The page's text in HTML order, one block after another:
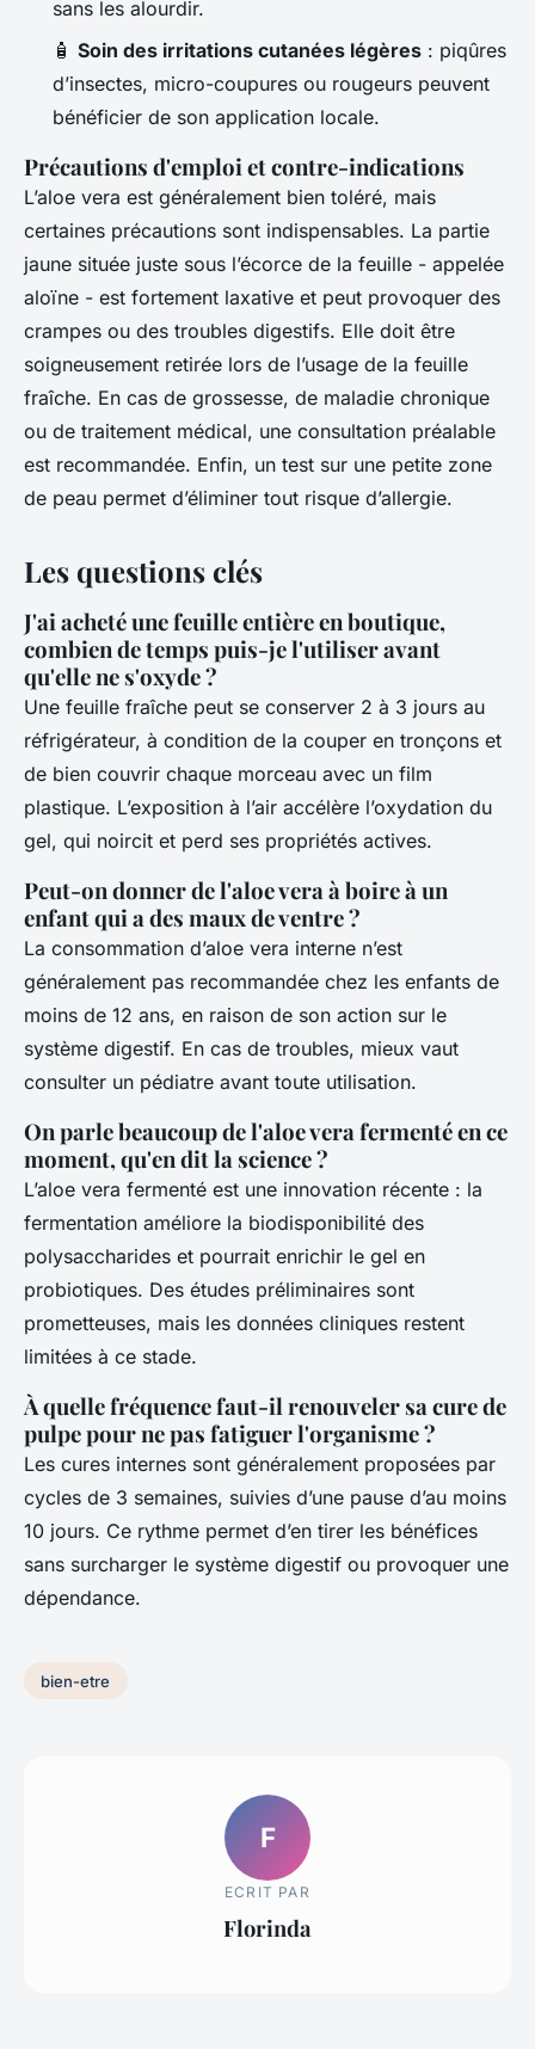
sans les alourdir.
🧴 Soin des irritations cutanées légères : piqûres
d’insectes, micro-coupures ou rougeurs peuvent
bénéficier de son application locale.
Précautions d'emploi et contre-indications
L’aloe vera est généralement bien toléré, mais
certaines précautions sont indispensables. La partie
jaune située juste sous l’écorce de la feuille - appelée
aloïne - est fortement laxative et peut provoquer des
crampes ou des troubles digestifs. Elle doit être
soigneusement retirée lors de l’usage de la feuille
fraîche. En cas de grossesse, de maladie chronique
ou de traitement médical, une consultation préalable
est recommandée. Enfin, un test sur une petite zone
de peau permet d’éliminer tout risque d’allergie.
Les questions clés
J'ai acheté une feuille entière en boutique,
combien de temps puis-je l'utiliser avant
qu'elle ne s'oxyde ?
Une feuille fraîche peut se conserver 2 à 3 jours au
réfrigérateur, à condition de la couper en tronçons et
de bien couvrir chaque morceau avec un film
plastique. L’exposition à l’air accélère l’oxydation du
gel, qui noircit et perd ses propriétés actives.
Peut-on donner de l'aloe vera à boire à un
enfant qui a des maux de ventre ?
La consommation d’aloe vera interne n’est
généralement pas recommandée chez les enfants de
moins de 12 ans, en raison de son action sur le
système digestif. En cas de troubles, mieux vaut
consulter un pédiatre avant toute utilisation.
On parle beaucoup de l'aloe vera fermenté en ce
moment, qu'en dit la science ?
L’aloe vera fermenté est une innovation récente : la
fermentation améliore la biodisponibilité des
polysaccharides et pourrait enrichir le gel en
probiotiques. Des études préliminaires sont
prometteuses, mais les données cliniques restent
limitées à ce stade.
À quelle fréquence faut-il renouveler sa cure de
pulpe pour ne pas fatiguer l'organisme ?
Les cures internes sont généralement proposées par
cycles de 3 semaines, suivies d’une pause d’au moins
10 jours. Ce rythme permet d’en tirer les bénéfices
sans surcharger le système digestif ou provoquer une
dépendance.
bien-etre
F
ECRIT PAR
Florinda